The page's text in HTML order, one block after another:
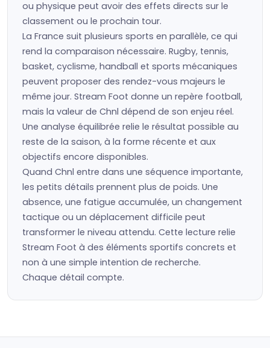
ou physique peut avoir des effets directs sur le
classement ou le prochain tour.
La France suit plusieurs sports en parallèle, ce qui
rend la comparaison nécessaire. Rugby, tennis,
basket, cyclisme, handball et sports mécaniques
peuvent proposer des rendez-vous majeurs le
même jour. Stream Foot donne un repère football,
mais la valeur de Chnl dépend de son enjeu réel.
Une analyse équilibrée relie le résultat possible au
reste de la saison, à la forme récente et aux
objectifs encore disponibles.
Quand Chnl entre dans une séquence importante,
les petits détails prennent plus de poids. Une
absence, une fatigue accumulée, un changement
tactique ou un déplacement difficile peut
transformer le niveau attendu. Cette lecture relie
Stream Foot à des éléments sportifs concrets et
non à une simple intention de recherche.
Chaque détail compte.